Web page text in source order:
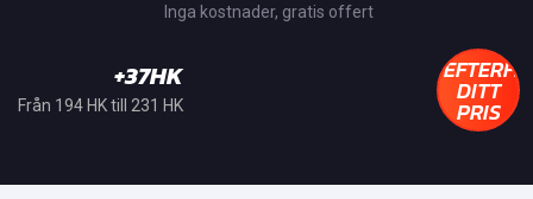
Inga kostnader, gratis offert
+37HK
Från 194 HK till 231 HK DITT
PRIS